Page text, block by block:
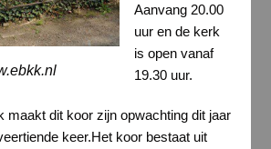
Aanvang 20.00
uur en de kerk
is open vanaf
19.30 uur.
maakt dit koor zijn opwachting dit jaar
keer.Het koor bestaat uit